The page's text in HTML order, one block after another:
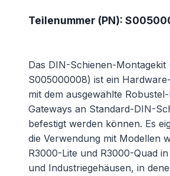
Teilenummer (PN):
Das DIN-Schienen-Montagekit
S005000008) ist ein
mit dem ausgewählte
Gateways an Standard-DIN-
befestigt werden können. Es
die Verwendung mit Modellen
R3000-Lite und R3000-Quad
und Industriegehäusen, in